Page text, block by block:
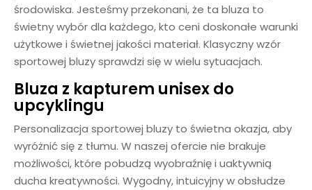
środowiska. Jesteśmy przekonani, że ta bluza to
świetny wybór dla każdego, kto ceni doskonałe warunki
użytkowe i świetnej jakości materiał. Klasyczny wzór
sportowej bluzy sprawdzi się w wielu sytuacjach.
Bluza z kapturem unisex do
upcyklingu
Personalizacja sportowej bluzy to świetna okazja, aby
wyróżnić się z tłumu. W naszej ofercie nie brakuje
możliwości, które pobudzą wyobraźnię i uaktywnią
ducha kreatywności. Wygodny, intuicyjny w obsłudze